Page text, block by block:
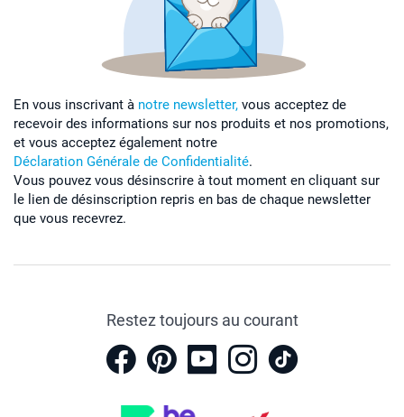
En vous inscrivant à notre newsletter, vous acceptez de
recevoir des informations sur nos produits et nos promotions,
et vous acceptez également notre
Déclaration Générale de Confidentialité.
Vous pouvez vous désinscrire à tout moment en cliquant sur
le lien de désinscription repris en bas de chaque newsletter
que vous recevrez.
Restez toujours au courant